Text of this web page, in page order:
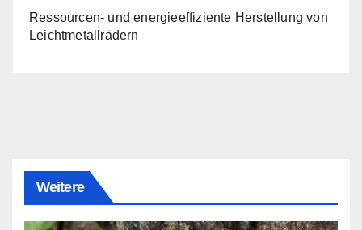
Ressourcen- und energieeffiziente Herstellung von
Leichtmetallrädern
Weitere